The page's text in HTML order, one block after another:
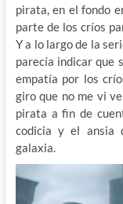
pirata, en el fondo
parte de los críos
Y a lo largo de la
parecía indicar que
empatía por los
giro que no me vi
pirata a fin de
codicia y el ansia
galaxia.